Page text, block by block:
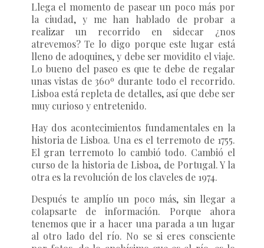
Llega el momento de pasear un poco más por
la ciudad, y me han hablado de probar a
realizar un recorrido en sidecar ¿nos
atrevemos? Te lo digo porque este lugar está
lleno de adoquines, y debe ser movidito el viaje.
Lo bueno del paseo es que te debe de regalar
unas vistas de 360º durante todo el recorrido.
Lisboa está repleta de detalles, así que debe ser
muy curioso y entretenido.
Hay dos acontecimientos fundamentales en la
historia de Lisboa. Una es el terremoto de 1755.
El gran terremoto lo cambió todo. Cambió el
curso de la historia de Lisboa, de Portugal. Y la
otra es la revolución de los claveles de 1974.
Después te amplío un poco más, sin llegar a
colapsarte de información. Porque ahora
tenemos que ir a hacer una parada a un lugar
al otro lado del río. No se si eres consciente